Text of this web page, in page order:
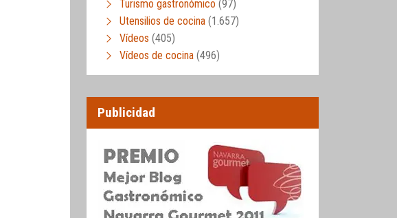
Turismo gastronómico (97)
Utensilios de cocina (1.657)
Vídeos (405)
Vídeos de cocina (496)
Publicidad